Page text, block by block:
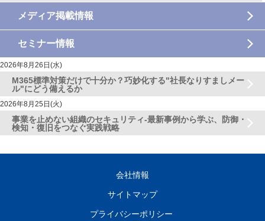
メディア掲載情報
セミナー情報
2026年8月26日(水)
M365標準対策だけで十分か？巧妙化する"社長なりすましメー
ル"にどう備えるか
2026年8月25日(火)
事業を止めない組織のセキュリティ-最新事例から学ぶ、防御・
検知・復旧をつなぐ実践戦略
会社情報
サイトマップ
プライバシーポリシー